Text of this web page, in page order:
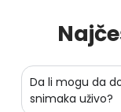
Da li mogu da
snimaka uživo?